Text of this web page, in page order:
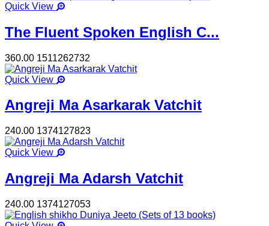
Quick View
The Fluent Spoken English C...
360.00 1511262732
Quick View
Angreji Ma Asarkarak Vatchit
240.00 1374127823
Quick View
Angreji Ma Adarsh Vatchit
240.00 1374127053